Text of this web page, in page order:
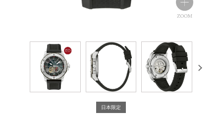
日本限定